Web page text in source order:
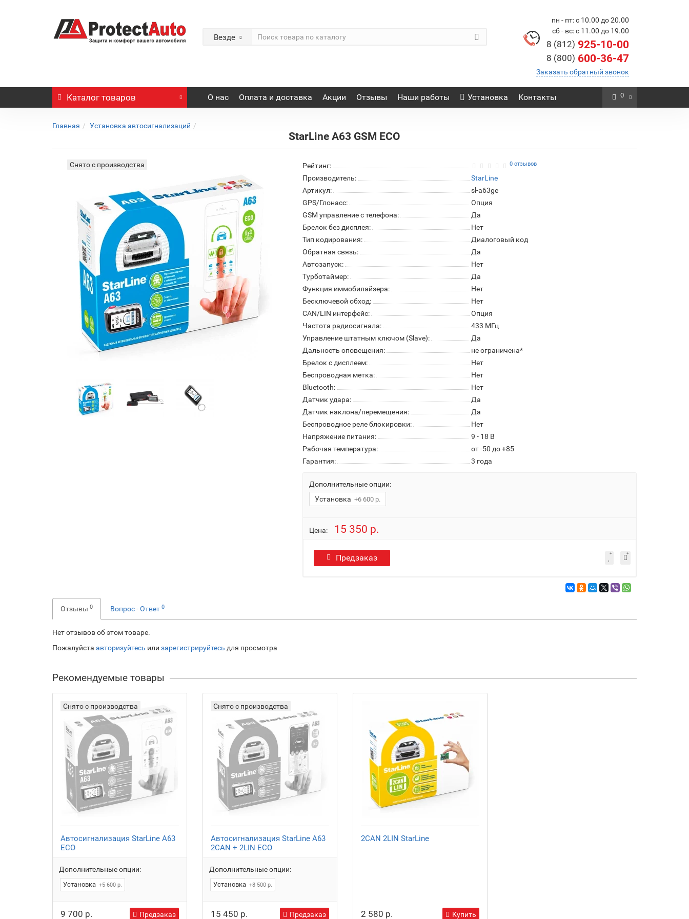
Везде
пн - пт: с 10.00 до 20.00
сб - вс: с 11.00 до 19.00
8 (812) 925-10-00
8 (800) 600-36-47
Заказать обратный звонок
Каталог товаров О нас Оплата и доставка Акции Отзывы Наши работы Установка Контакты 0
Главная Установка автосигнализаций
StarLine A63 GSM ECO
Снято с производства Рейтинг: 0 отзывов
Производитель:
StarLine
Артикул:
sl-a63ge
GPS/Глонасс:
Опция
GSM управление с телефона:
Да
Брелок без дисплея:
Нет
Тип кодирования:
Диалоговый код
Обратная связь:
Да
Автозапуск:
Нет
Турботаймер:
Да
Функция иммобилайзера:
Нет
Бесключевой обход:
Нет
CAN/LIN интерфейс:
Опция
Частота радиосигнала:
433 МГц
Управление штатным ключом (Slave):
Да
Дальность оповещения:
не ограничена*
Брелок с дисплеем:
Нет
Беспроводная метка:
Нет
Bluetooth:
Нет
Датчик удара:
Да
Датчик наклона/перемещения:
Да
Беспроводное реле блокировки:
Нет
Напряжение питания:
9 - 18 В
Рабочая температура:
от -50 до +85
Гарантия:
3 года
Дополнительные опции:
Установка +6 600 р.
Цена: 15 350 р.
Предзаказ
Отзывы 0 Вопрос - Ответ 0
Нет отзывов об этом товаре.
Пожалуйста авторизуйтесь или зарегистрируйтесь для просмотра
Рекомендуемые товары
Снято с производства
Автосигнализация StarLine A63
ECO
Дополнительные опции:
Установка +5 600 р.
9 700 р. Предзаказ
Снято с производства
Автосигнализация StarLine A63
2CAN + 2LIN ECO
Дополнительные опции:
Установка +8 500 р.
15 450 р. Предзаказ
2CAN 2LIN StarLine
2 580 р. Купить